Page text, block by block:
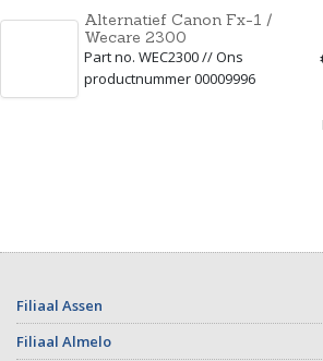
Alternatief Canon Fx-1 /
Wecare 2300
Part no. WEC2300 // Ons
productnummer 00009996
Filiaal Assen
Filiaal Almelo